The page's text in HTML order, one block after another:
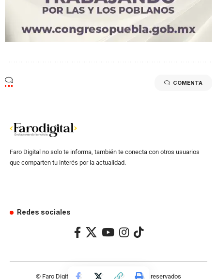
COMENTA
Faro Digital no solo te informa, también te conecta con otros usuarios
que comparten tu interés por la actualidad.
Redes sociales
© Faro Digital 2024 – Todos los derechos reservados